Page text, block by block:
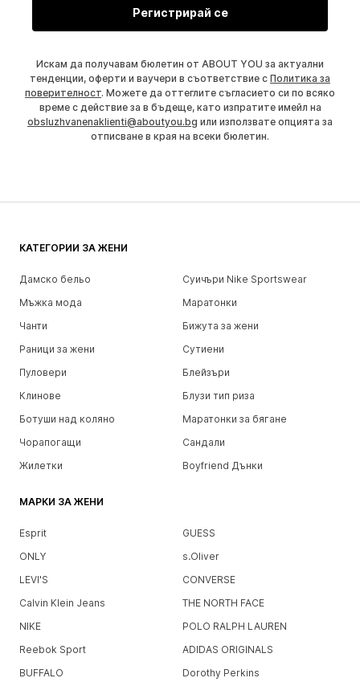
Регистрирай се
Искам да получавам бюлетин от ABOUT YOU за актуални
тенденции, оферти и ваучери в съответствие с Политика за
поверителност. Можете да оттеглите съгласието си по всяко
време с действие за в бъдеще, като изпратите имейл на
obsluzhvanenaklienti@aboutyou.bg или използвате опцията за
отписване в края на всеки бюлетин.
КАТЕГОРИИ ЗА ЖЕНИ
Дамско бельо
Суичъри Nike Sportswear
Мъжка мода
Маратонки
Чанти
Бижута за жени
Раници за жени
Сутиени
Пуловери
Блейзъри
Клинове
Блузи тип риза
Ботуши над коляно
Маратонки за бягане
Чорапогащи
Сандали
Жилетки
Boyfriend Дънки
МАРКИ ЗА ЖЕНИ
Esprit
GUESS
ONLY
s.Oliver
LEVI'S
CONVERSE
Calvin Klein Jeans
THE NORTH FACE
NIKE
POLO RALPH LAUREN
Reebok Sport
ADIDAS ORIGINALS
BUFFALO
Dorothy Perkins